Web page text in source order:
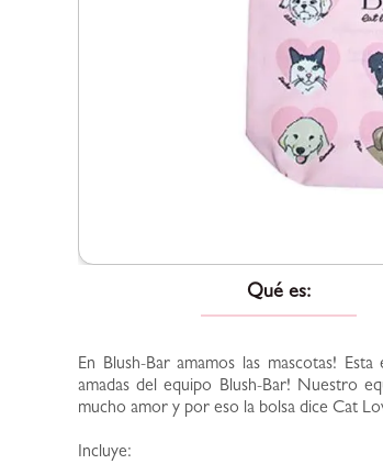
Qué es:
En Blush-Bar amamos las mascotas!
amadas del equipo Blush-Bar! Nuestro
mucho amor y por eso la bolsa dice Cat
Incluye: